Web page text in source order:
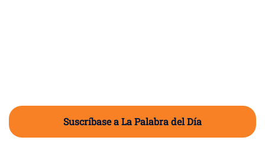
Suscríbase a La Palabra del Día